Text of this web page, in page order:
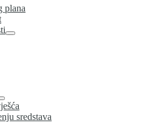
plana
sredstava